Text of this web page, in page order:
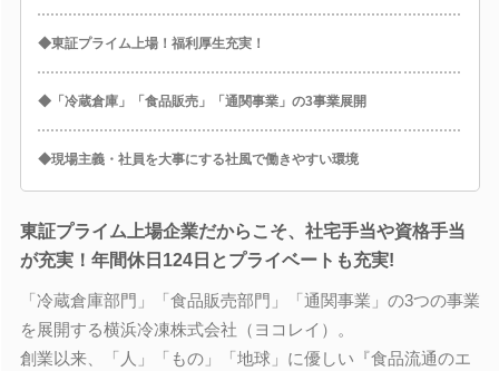
◆東証プライム上場！福利厚生充実！
◆「冷蔵倉庫」「食品販売」「通関事業」の3事業展開
◆現場主義・社員を大事にする社風で働きやすい環境
東証プライム上場企業だからこそ、社宅手当や資格手当
が充実！年間休日124日とプライベートも充実!
「冷蔵倉庫部門」「食品販売部門」「通関事業」の3つの事業
を展開する横浜冷凍株式会社（ヨコレイ）。
創業以来、「人」「もの」「地球」に優しい『食品流通のエ